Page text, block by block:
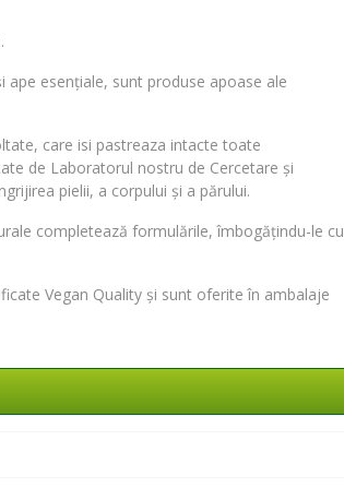
esențiale, sunt produse apoase ale
care isi pastreaza intacte toate
de Laboratorul nostru de Cercetare și
pielii, a corpului și a părului.
completează formulările, îmbogățindu-le cu
Vegan Quality și sunt oferite în ambalaje